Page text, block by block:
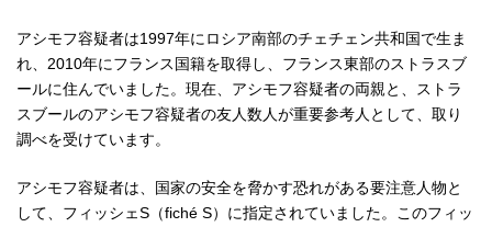
アシモフ容疑者は1997年にロシア南部のチェチェン共和国で生ま
れ、2010年にフランス国籍を取得し、フランス東部のストラスブ
ールに住んでいました。現在、アシモフ容疑者の両親と、ストラ
スブールのアシモフ容疑者の友人数人が重要参考人として、取り
調べを受けています。
アシモフ容疑者は、国家の安全を脅かす恐れがある要注意人物と
して、フィッシェS（fiché S）に指定されていました。このフィッ